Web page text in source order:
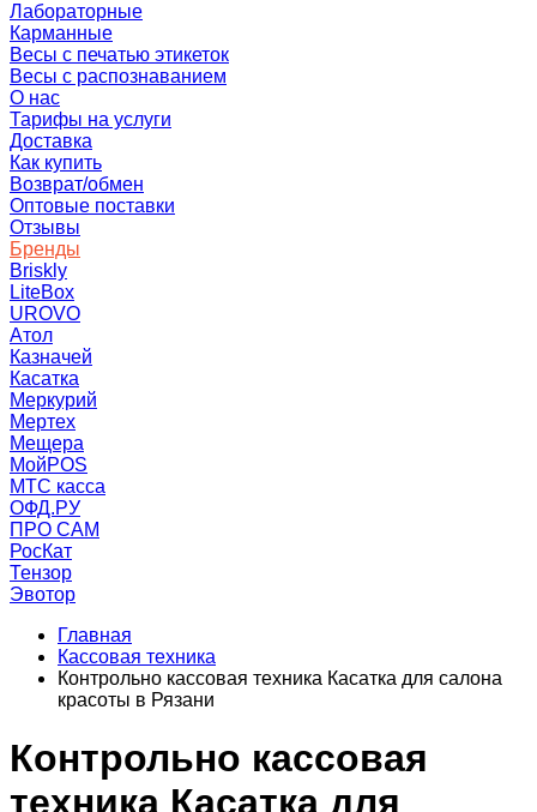
Лабораторные
Карманные
Весы с печатью этикеток
Весы с распознаванием
О нас
Тарифы на услуги
Доставка
Как купить
Возврат/обмен
Оптовые поставки
Отзывы
Бренды
Briskly
LiteBox
UROVO
Атол
Казначей
Касатка
Меркурий
Мертех
Мещера
МойPOS
МТС касса
ОФД.РУ
ПРО САМ
РосКат
Тензор
Эвотор
Главная
Кассовая техника
Контрольно кассовая техника Касатка для салона
красоты в Рязани
Контрольно кассовая
техника Касатка для